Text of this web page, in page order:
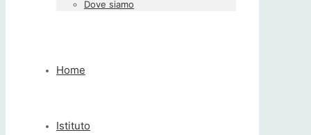
Dove siamo
Home
Istituto